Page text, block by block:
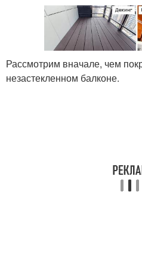
Рассмотрим вначале, чем
незастекленном балконе.